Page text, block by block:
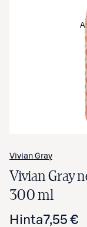
Vivian Gray
Vivian Gray
300 ml
Hinta7,55 €